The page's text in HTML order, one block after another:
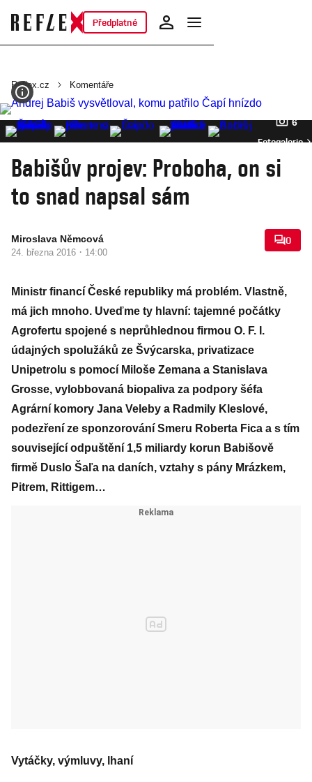
Předplatné
Reflex.cz Komentáře
6
Fotogalerie
Babišův projev: Proboha, on si
to snad napsal sám
Miroslava Němcová
24. března 2016 · 14:00
0
Ministr financí České republiky má problém. Vlastně,
má jich mnoho. Uveďme ty hlavní: tajemné počátky
Agrofertu spojené s neprůhlednou firmou O. F. I.
údajných spolužáků ze Švýcarska, privatizace
Unipetrolu s pomocí Miloše Zemana a Stanislava
Grosse, vylobbovaná biopaliva za podpory šéfa
Agrární komory Jana Veleby a Radmily Kleslové,
podezření ze sponzorování Smeru Roberta Fica a s tím
související odpuštění 1,5 miliardy korun Babišově
firmě Duslo Šaľa na daních, vztahy s pány Mrázkem,
Pitrem, Rittigem…
Vytáčky, výmluvy, lhaní